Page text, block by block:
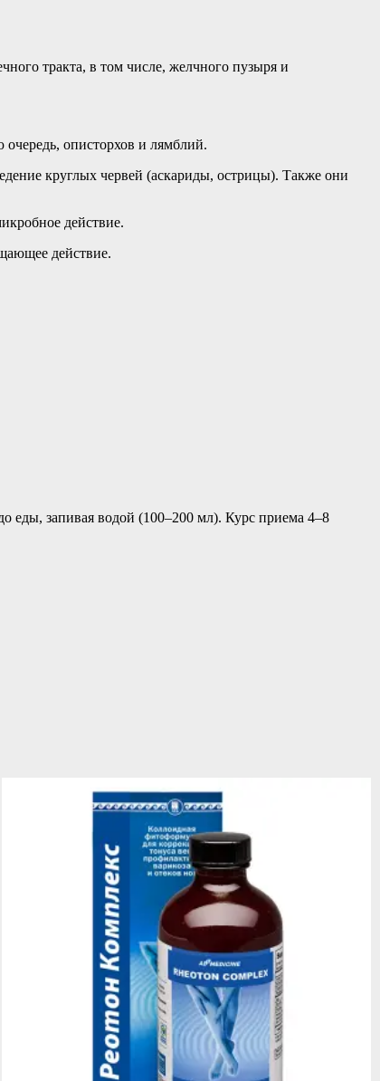
тракта, в том числе, желчного пузыря и
описторхов и лямблий.
круглых червей (аскариды, острицы). Также они
действие.
действие.
еды, запивая водой (100–200 мл). Курс приема 4–8